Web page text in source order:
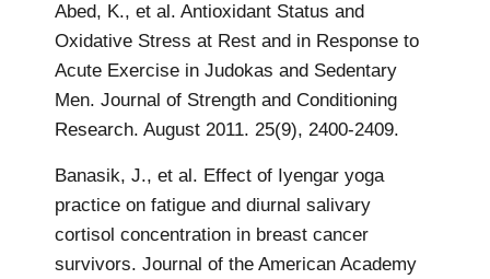
Abed, K., et al. Antioxidant Status and
Oxidative Stress at Rest and in Response to
Acute Exercise in Judokas and Sedentary
Men. Journal of Strength and Conditioning
Research. August 2011. 25(9), 2400-2409.
Banasik, J., et al. Effect of Iyengar yoga
practice on fatigue and diurnal salivary
cortisol concentration in breast cancer
survivors. Journal of the American Academy